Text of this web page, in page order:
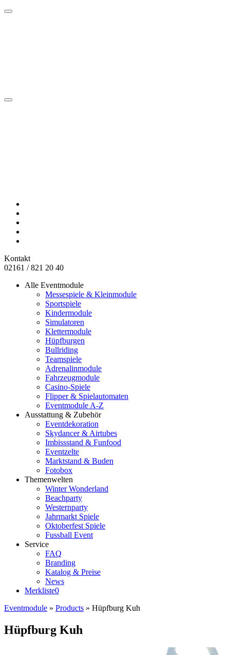
Kontakt
02161 / 821 20 40
Alle Eventmodule
Messespiele & Kleinmodule
Sportspiele
Kindermodule
Simulatoren
Klettermodule
Hüpfburgen
Bullriding
Teamspiele
Adrenalinmodule
Fahrzeugmodule
Casino-Spiele
Flipper & Spielautomaten
Eventmodule A-Z
Ausstattung & Zubehör
Eventdekoration
Skydancer & Airtubes
Imbissstand & Funfood
Eventzelte
Marktstand & Buden
Fotobox
Themenwelten
Winter Wonderland
Beachparty
Westernparty
Jahrmarkt Spiele
Oktoberfest Spiele
Fussball Event
Service
FAQ
Branding
Katalog & Preise
News
Merkliste0
Eventmodule » Products » Hüpfburg Kuh
Hüpfburg Kuh